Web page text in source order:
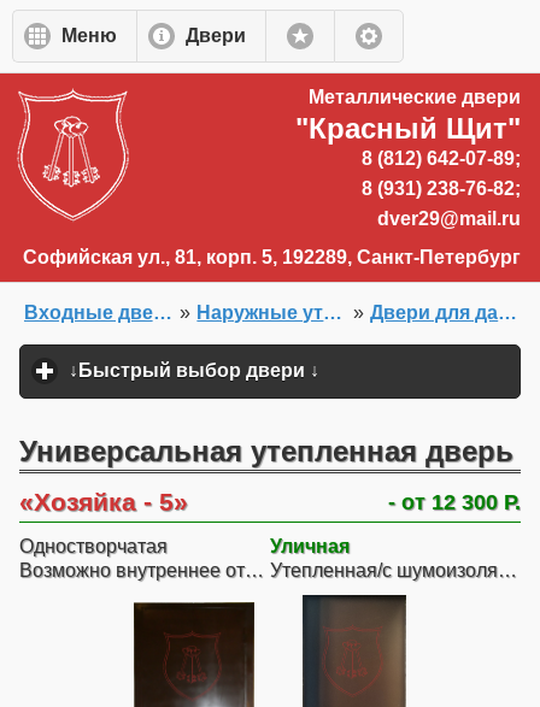
Перейти к основному содержанию
Меню
Двери
Металлические двери
"Красный Щит"
8 (812) 642-07-89;
8 (931) 238-76-82;
dver29@mail.ru
Софийская ул., 81, корп. 5, 192289, Санкт-Петербург
Двери для дачи в СПб
»
Наружные утепленные двери
»
Входные двери на заказ
↓Быстрый выбор двери ↓
Универсальная утепленная дверь
Хозяйка - 5 - от 12 300 Р.
Одностворчатая
Уличная
Возможно внутреннее открывание
Утепленная/с шумоизоляцией (1 контур)